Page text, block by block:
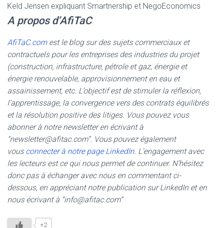
Keld Jensen expliquant Smartnership et NegoEconomics
A propos d’AfiTaC
AfiTaC.comest le blog sur des sujets commerciaux et
contractuels pour les entreprises des industries du projet
(construction, infrastructure, pétrole et gaz, énergie et
énergie renouvelable, approvisionnement en eau et
assainissement, etc. L’objectif est de stimuler la réflexion,
l’apprentissage, la convergence vers des contrats équilibrés
et la résolution positive des litiges. Vous pouvez vous
abonner à notre newsletter en écrivant à
“newsletter@afitac.com”. Vous pouvez également
vous connecter à notre page LinkedIn. L’engagement avec
les lecteurs est ce qui nous permet de continuer. N’hésitez
donc pas à échanger avec nous en commentant ci-
dessous, en appréciant notre publication sur LinkedIn et en
nous écrivant à “info@afitac.com”
+2